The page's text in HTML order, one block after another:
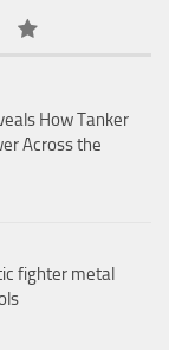
How Tanker
Across the
fighter metal